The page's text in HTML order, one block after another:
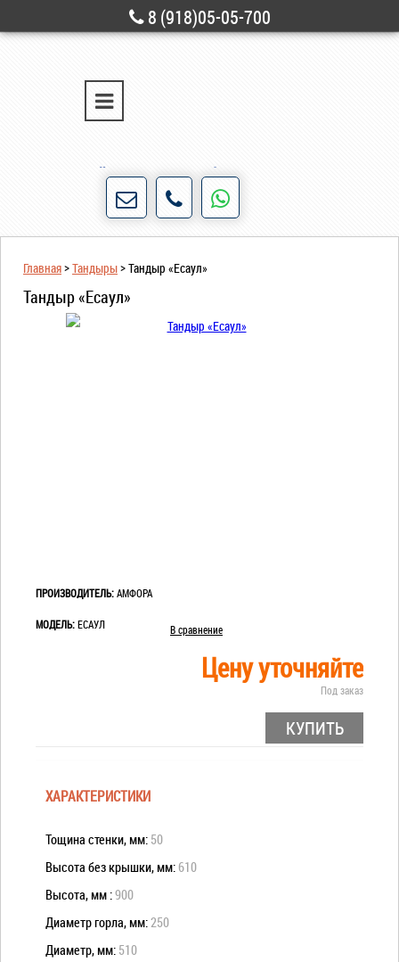
8 (918)05-05-700
г. Новороссийск ул. Свободы, д. 28
Порядочность и честность для нас не пустые
Главная>Тандыры>Тандыр «Есаул»
Тандыр «Есаул»
ПРОИЗВОДИТЕЛЬ: АМФОРА
МОДЕЛЬ: ЕСАУЛ В сравнение
Цену уточняйте
Под заказ
КУПИТЬ
ХАРАКТЕРИСТИКИ
Тощина стенки, мм: 50
Высота без крышки, мм: 610
Высота, мм :900
Диаметр горла, мм:250
Диаметр, мм: 510